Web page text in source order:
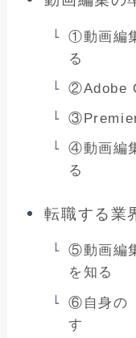
①動画編
る
②Adobe
④動画編
る
転職する業
⑤動画編
を知る
⑥自身の
す